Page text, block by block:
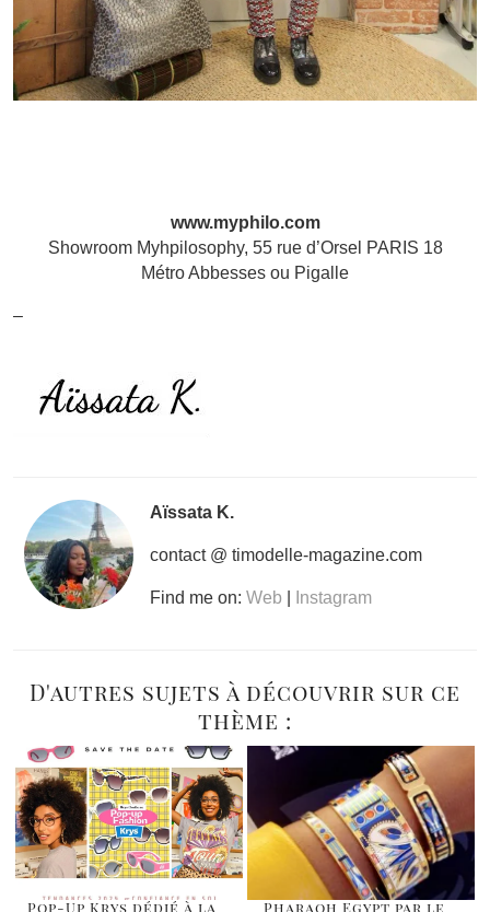
www.myphilo.com
Showroom Myhpilosophy, 55 rue d’Orsel PARIS 18
Métro Abbesses ou Pigalle
–
Aïssata K.
contact @ timodelle-magazine.com
Find me on: Web Instagram
D'autres sujets à découvrir sur ce
thème :
Pop-Up Krys dédié à la
Pharaoh Egypt par le